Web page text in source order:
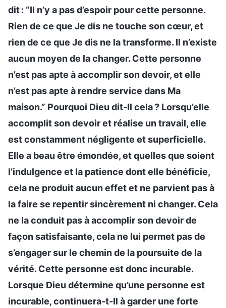
dit : “Il n’y a pas d’espoir pour cette personne.
Rien de ce que Je dis ne touche son cœur, et
rien de ce que Je dis ne la transforme. Il n’existe
aucun moyen de la changer. Cette personne
n’est pas apte à accomplir son devoir, et elle
n’est pas apte à rendre service dans Ma
maison.” Pourquoi Dieu dit-Il cela ? Lorsqu’elle
accomplit son devoir et réalise un travail, elle
est constamment négligente et superficielle.
Elle a beau être émondée, et quelles que soient
l’indulgence et la patience dont elle bénéficie,
cela ne produit aucun effet et ne parvient pas à
la faire se repentir sincèrement ni changer. Cela
ne la conduit pas à accomplir son devoir de
façon satisfaisante, cela ne lui permet pas de
s’engager sur le chemin de la poursuite de la
vérité. Cette personne est donc incurable.
Lorsque Dieu détermine qu’une personne est
incurable, continuera-t-Il à garder une forte